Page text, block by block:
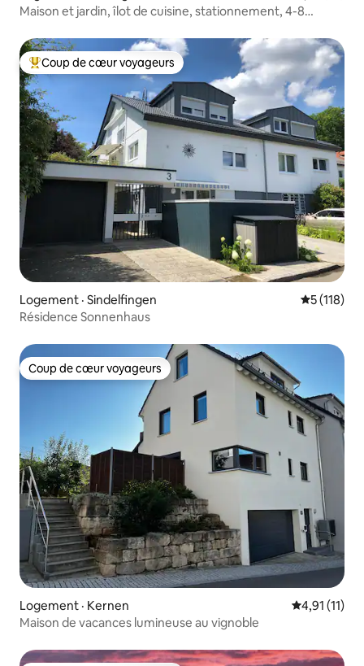
Maison et jardin, îlot de cuisine, stationnement, 4-8
Coup de cœur voyageurs parmi les plus aimés
Coup de cœur voyageurs
Logement · Sindelfingen Note
5 (118)
Résidence Sonnenhaus
Coup de cœur voyageurs
Coup de cœur voyageurs
Logement · Kernen Note
4,91 (11)
Maison de vacances lumineuse au vignoble